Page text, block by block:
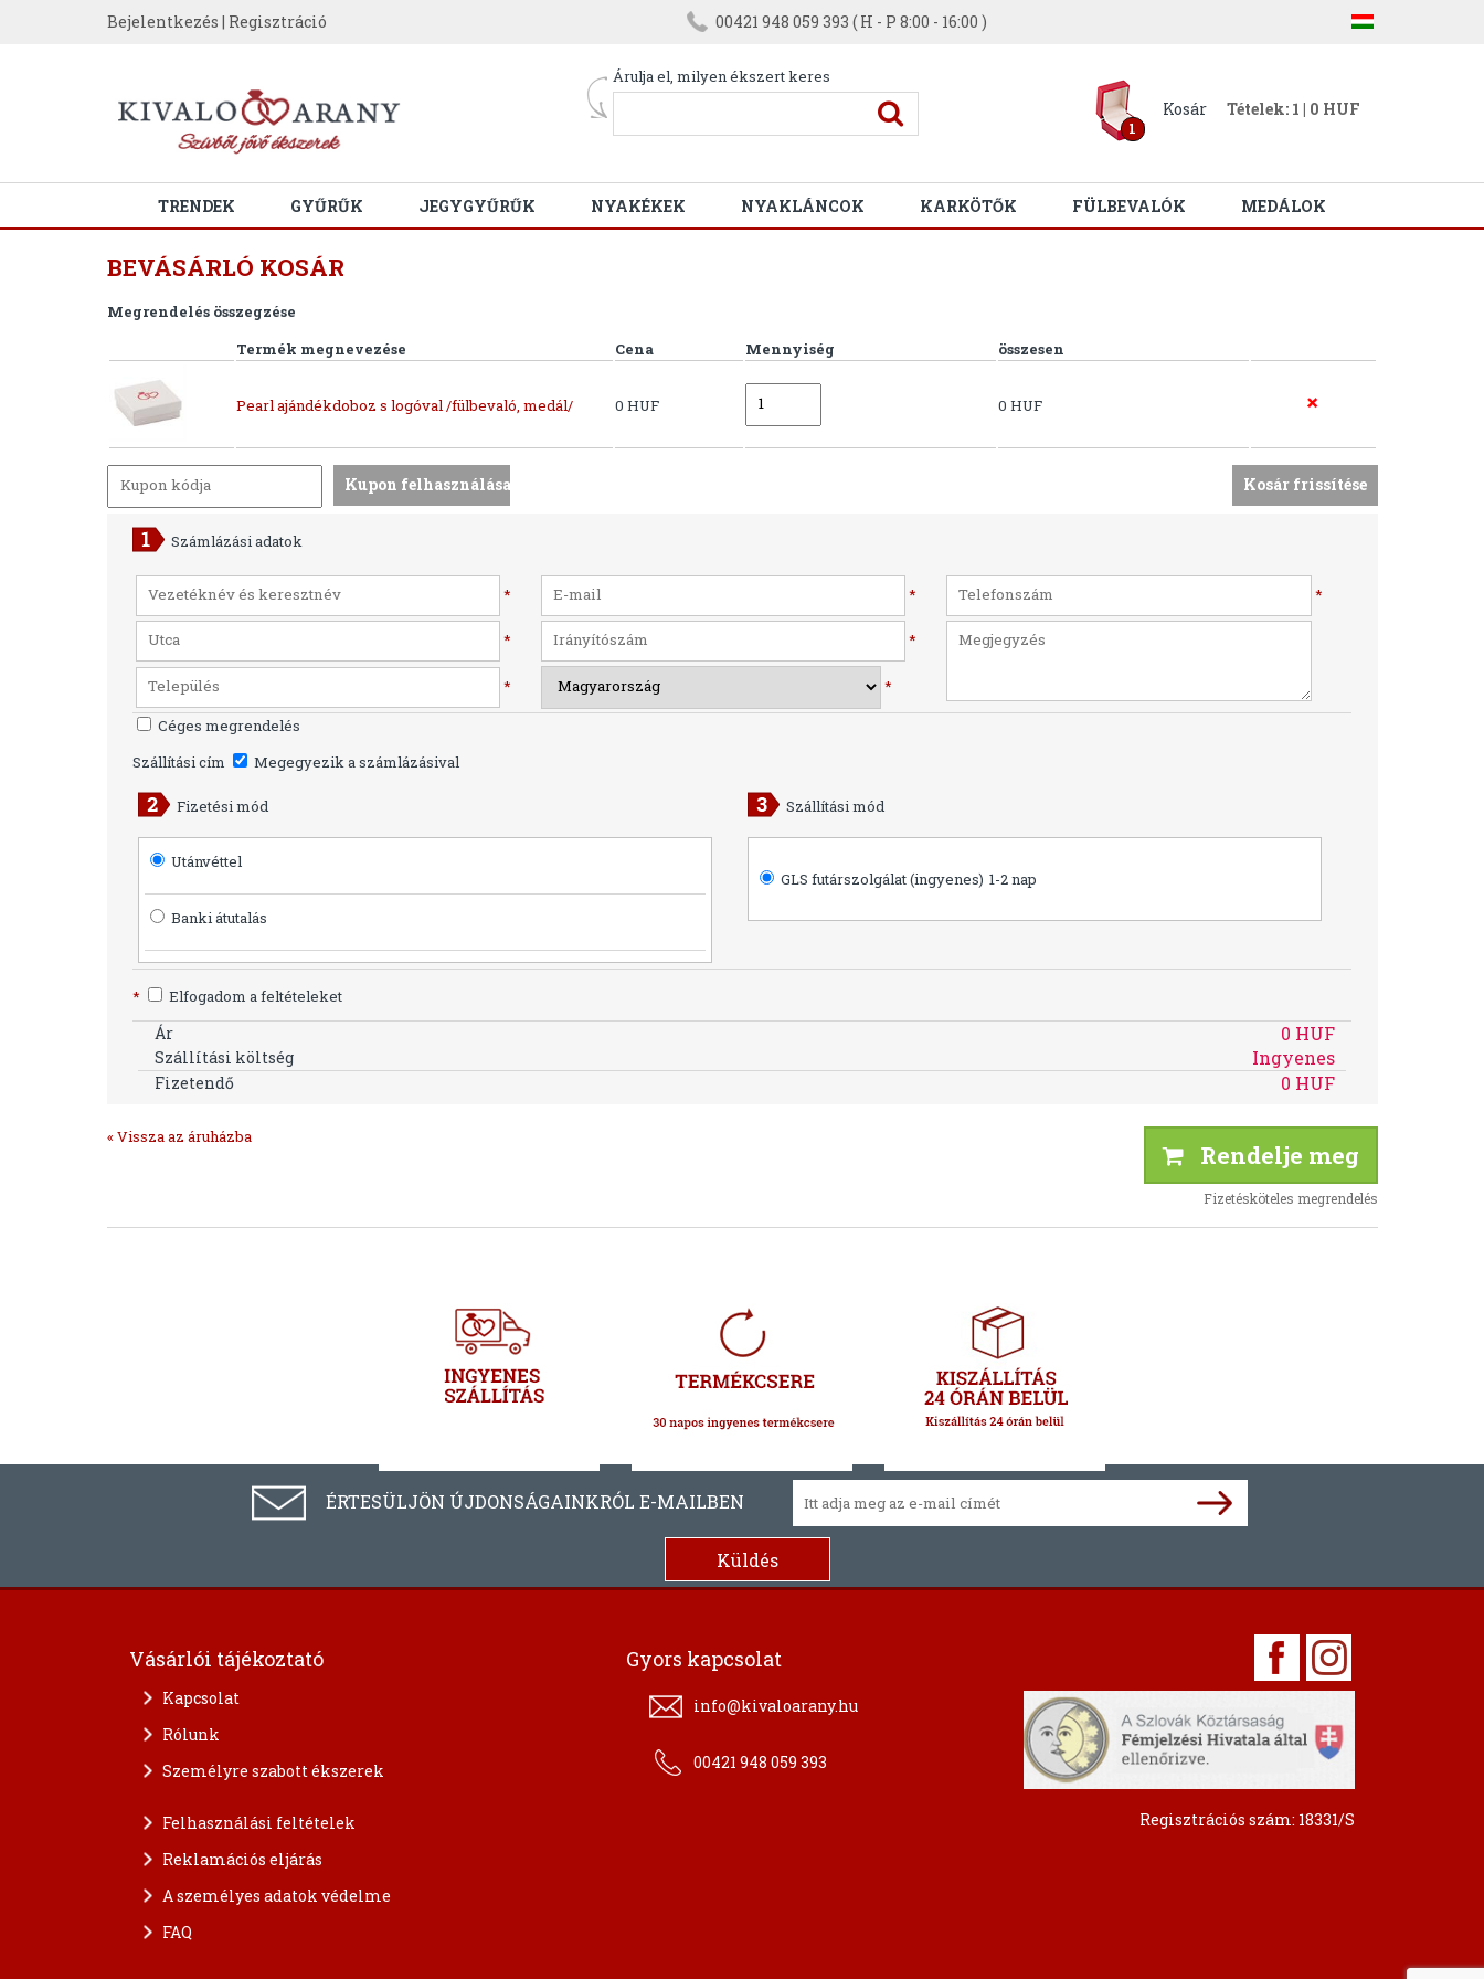
Bejelentkezés | Regisztráció 00421 948 059 393 ( H - P 8:00 - 16:00 )
Árulja el, milyen ékszert keres
1
Kosár Tételek: 1 | 0 HUF
TRENDEK GYŰRŰK JEGYGYŰRŰK NYAKÉKEK NYAKLÁNCOK KARKÖTŐK FÜLBEVALÓK MEDÁLOK
BEVÁSÁRLÓ KOSÁR
Megrendelés összegzése
Termék megnevezése
Cena Mennyiség összesen
Pearl ajándékdoboz s logóval /fülbevaló, medál/ 0 HUF 0 HUF
Számlázási adatok
* * *
* *
*
*
Céges megrendelés
Szállítási cím
Megegyezik a számlázásival
Fizetési mód
Utánvéttel
Banki átutalás
Szállítási mód
GLS futárszolgálat (ingyenes) 1-2 nap
* Elfogadom a feltételeket
Ár 0 HUF
Szállítási költség Ingyenes
Fizetendő 0 HUF
« Vissza az áruházba
Rendelje meg
Fizetésköteles megrendelés
ÉRTESÜLJÖN ÚJDONSÁGAINKRÓL E-MAILBEN
Vásárlói tájékoztató
Kapcsolat
Rólunk
Személyre szabott ékszerek
Felhasználási feltételek
Reklamációs eljárás
A személyes adatok védelme
FAQ
Gyors kapcsolat
info@kivaloarany.hu
00421 948 059 393
Regisztrációs szám: 18331/S